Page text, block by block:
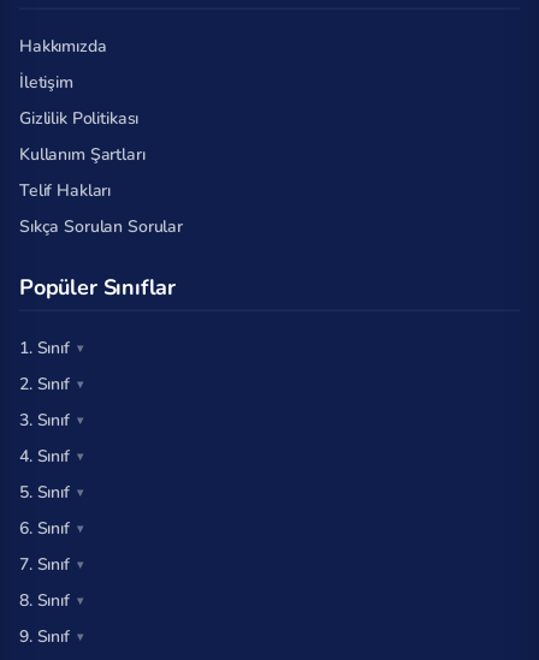
Hakkımızda
İletişim
Gizlilik Politikası
Kullanım Şartları
Telif Hakları
Sıkça Sorulan Sorular
Popüler Sınıflar
1. Sınıf
2. Sınıf
3. Sınıf
4. Sınıf
5. Sınıf
6. Sınıf
7. Sınıf
8. Sınıf
9. Sınıf